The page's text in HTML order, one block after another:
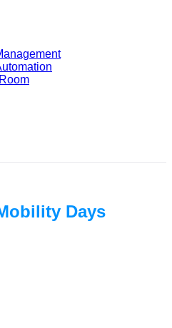
Days